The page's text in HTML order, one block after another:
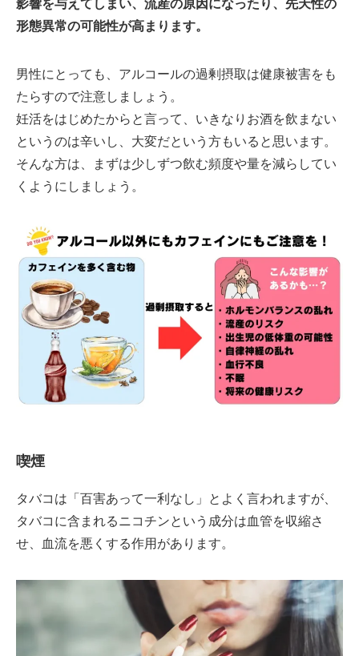
影響を与えてしまい、流産の原因になったり、先天性の
形態異常の可能性が高まります。
男性にとっても、アルコールの過剰摂取は健康被害をも
たらすので注意しましょう。
妊活をはじめたからと言って、いきなりお酒を飲まない
というのは辛いし、大変だという方もいると思います。
そんな方は、まずは少しずつ飲む頻度や量を減らしてい
くようにしましょう。
喫煙
タバコは「百害あって一利なし」とよく言われますが、
タバコに含まれるニコチンという成分は血管を収縮さ
せ、血流を悪くする作用があります。